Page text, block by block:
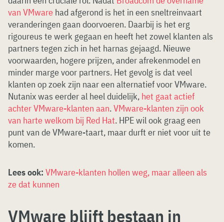
van VMware had afgerond is het in een sneltreinvaart
veranderingen gaan doorvoeren. Daarbij is het erg
rigoureus te werk gegaan en heeft het zowel klanten als
partners tegen zich in het harnas gejaagd. Nieuwe
voorwaarden, hogere prijzen, ander afrekenmodel en
minder marge voor partners. Het gevolg is dat veel
klanten op zoek zijn naar een alternatief voor VMware.
Nutanix was eerder al heel duidelijk, het gaat actief
achter VMware-klanten aan.VMware-klanten zijn ook
van harte welkom bij Red Hat. HPE wil ook graag een
punt van de VMware-taart, maar durft er niet voor uit te
komen.
Lees ook: VMware-klanten hollen weg, maar alleen als
ze dat kunnen
VMware blijft bestaan in